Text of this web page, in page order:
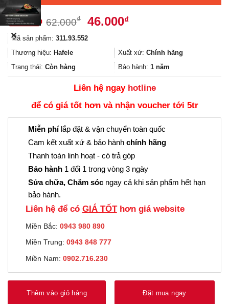
62.000₫
Giá
là:
62.000₫.
46.000₫Giá
là:
46.000₫.
Mã sản phẩm: 311.93.552
Thương hiệu: Hafele Xuất xứ: Chính hãng
Trạng thái: Còn hàng Bảo hành: 1 năm
Liên hệ ngay hotline
để có giá tốt hơn và nhận voucher tới 5tr
Miễn phílắp đặt & vận chuyển toàn quốc
Cam kết xuất xứ & bảo hành chính hãng
Thanh toán linh hoạt - có trả góp
Bảo hành 1 đổi 1 trong vòng 3 ngày
Sửa chữa, Chăm sóc ngay cả khi sản phẩm hết hạn
bảo hành.
Liên hệ để có GIÁ TỐThơn giá website
Miền Bắc: 0943 980 890
Miền Trung: 0943 848 777
Miền Nam: 0902.716.230
Thêm vào giỏ hàng Đặt mua ngay
✕